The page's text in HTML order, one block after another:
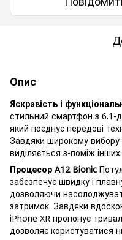
Опис
Яскравість і
стильний смартфон з
який поєднує передові
Завдяки широкому вибору
виділяється з-поміж інших.
Процесор A12 Bionic
забезпечує швидку і
дозволяючи
затримок. Завдяки
iPhone XR пропонує
дозволяє користуватися